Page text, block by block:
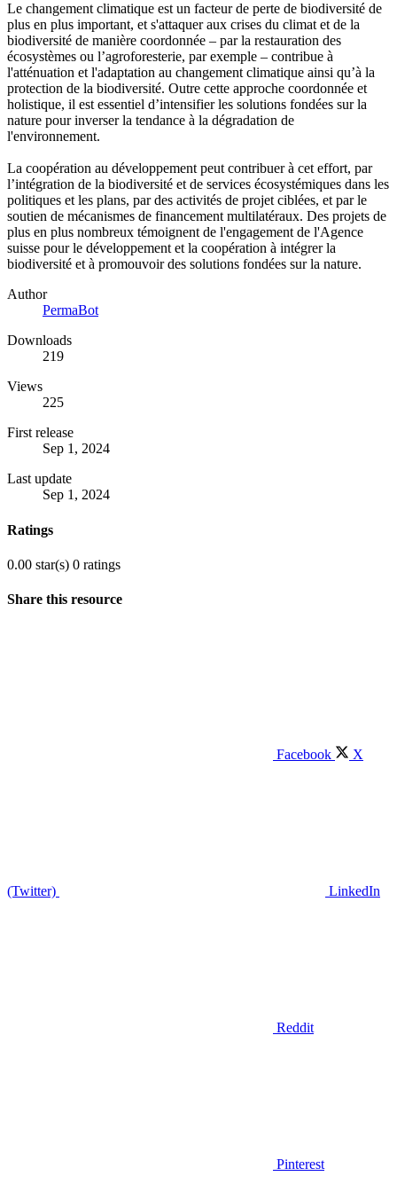
Le changement climatique est un facteur de perte de biodiversité de
plus en plus important, et s'attaquer aux crises du climat et de la
biodiversité de manière coordonnée – par la restauration des
écosystèmes ou l’agroforesterie, par exemple – contribue à
l'atténuation et l'adaptation au changement climatique ainsi qu’à la
protection de la biodiversité. Outre cette approche coordonnée et
holistique, il est essentiel d’intensifier les solutions fondées sur la
nature pour inverser la tendance à la dégradation de
l'environnement.
La coopération au développement peut contribuer à cet effort, par
l’intégration de la biodiversité et de services écosystémiques dans les
politiques et les plans, par des activités de projet ciblées, et par le
soutien de mécanismes de financement multilatéraux. Des projets de
plus en plus nombreux témoignent de l'engagement de l'Agence
suisse pour le développement et la coopération à intégrer la
biodiversité et à promouvoir des solutions fondées sur la nature.
Author
PermaBot
Downloads
219
Views
225
First release
Sep 1, 2024
Last update
Sep 1, 2024
Ratings
0.00 star(s) 0 ratings
Share this resource
Facebook X
(Twitter) LinkedIn
Reddit
Pinterest